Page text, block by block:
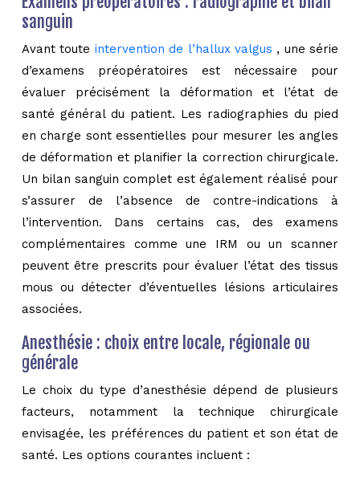
sanguin
Avant toute intervention de l’hallux valgus , une série
d’examens préopératoires est nécessaire pour
évaluer précisément la déformation et l’état de
santé général du patient. Les radiographies du pied
en charge sont essentielles pour mesurer les angles
de déformation et planifier la correction chirurgicale.
Un bilan sanguin complet est également réalisé pour
s’assurer de l’absence de contre-indications à
l’intervention. Dans certains cas, des examens
complémentaires comme une IRM ou un scanner
peuvent être prescrits pour évaluer l’état des tissus
mous ou détecter d’éventuelles lésions articulaires
associées.
Anesthésie : choix entre locale, régionale ou
générale
Le choix du type d’anesthésie dépend de plusieurs
facteurs, notamment la technique chirurgicale
envisagée, les préférences du patient et son état de
santé. Les options courantes incluent :